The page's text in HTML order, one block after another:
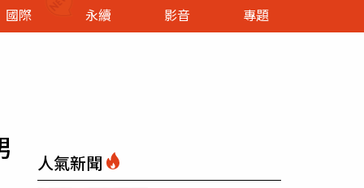
國際 永續 影音 專題
人氣新聞